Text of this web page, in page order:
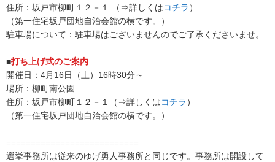
住所：坂戸市柳町１２－１ （⇒詳しくはコチラ ）
（第一住宅坂戸団地自治会館の横です。）
駐車場について：駐車場はございませんのでご了承くださいませ。
■打ち上げ式のご案内
開催日： 4月16日（土）16時30分～
場所：柳町南公園
住所：坂戸市柳町１２－１（⇒詳しくはコチラ ）
（第一住宅坂戸団地自治会館の横です。）
===========================
選挙事務所は従来のゆげ勇人事務所と同じです。事務所は開設して